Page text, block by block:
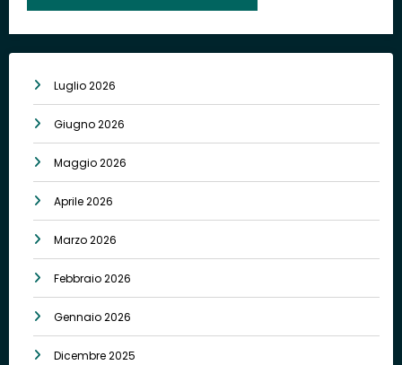
Luglio 2026
Giugno 2026
Maggio 2026
Aprile 2026
Marzo 2026
Febbraio 2026
Gennaio 2026
Dicembre 2025